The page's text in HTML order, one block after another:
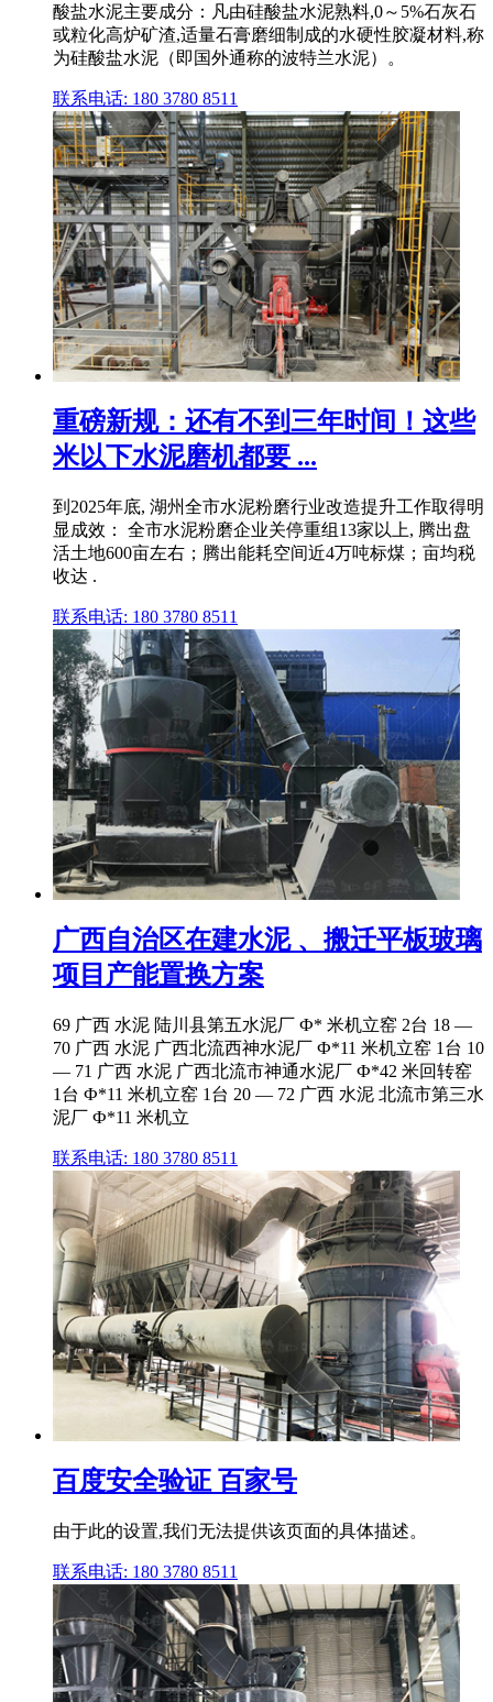
酸盐水泥主要成分：凡由硅酸盐水泥熟料,0～5%石灰石
或粒化高炉矿渣,适量石膏磨细制成的水硬性胶凝材料,称
为硅酸盐水泥（即国外通称的波特兰水泥）。
联系电话: 180 3780 8511
重磅新规：还有不到三年时间！这些
米以下水泥磨机都要 ...
到2025年底, 湖州全市水泥粉磨行业改造提升工作取得明
显成效： 全市水泥粉磨企业关停重组13家以上, 腾出盘
活土地600亩左右；腾出能耗空间近4万吨标煤；亩均税
收达 .
联系电话: 180 3780 8511
广西自治区在建水泥 、搬迁平板玻璃
项目产能置换方案
69 广西 水泥 陆川县第五水泥厂 Ф* 米机立窑 2台 18 —
70 广西 水泥 广西北流西神水泥厂 Ф*11 米机立窑 1台 10
— 71 广西 水泥 广西北流市神通水泥厂 Ф*42 米回转窑
1台 Ф*11 米机立窑 1台 20 — 72 广西 水泥 北流市第三水
泥厂 Ф*11 米机立
联系电话: 180 3780 8511
百度安全验证 百家号
由于此的设置,我们无法提供该页面的具体描述。
联系电话: 180 3780 8511